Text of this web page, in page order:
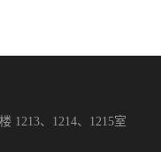
1213、1214、1215室